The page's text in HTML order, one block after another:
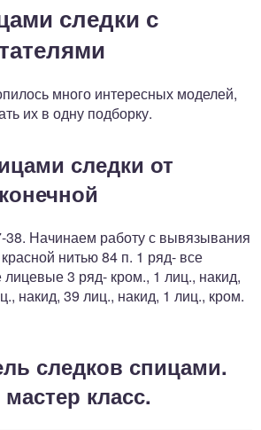
следки с
много интересных моделей,
их в одну подборку.
следки от
38. Начинаем работу с вывязывания
нитью 84 п. 1 ряд- все
3 ряд- кром., 1 лиц., накид,
накид, 39 лиц., накид, 1 лиц., кром.
следков спицами.
класс.